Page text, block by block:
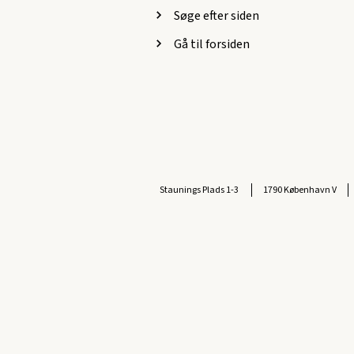
Søge efter siden
Gå til forsiden
Staunings Plads 1-3 1790 København V